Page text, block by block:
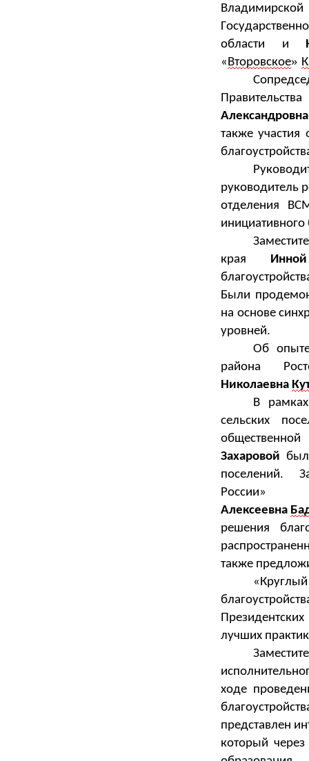
области и
«Второвское»
такжеучастия
руководитель
отделения
края
благоустройств
Были про
на основе
уровней.
Об
района
Николаевна
В рамках
сельских
Захаровой
поселений.
Алексеевна
решения
также
лучших
ходе
представлен
который